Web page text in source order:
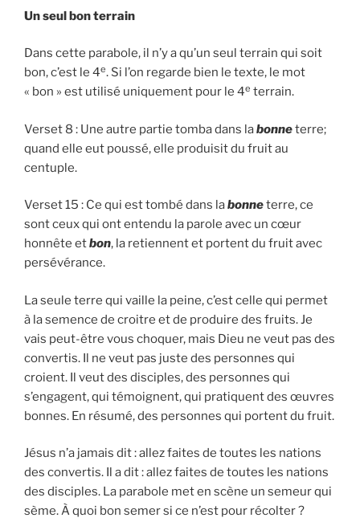
Un seul bon terrain
Dans cette parabole, il n’y a qu’un seul terrain qui soit
bon, c’est le 4e. Si l’on regarde bien le texte, le mot
« bon » est utilisé uniquement pour le 4e terrain.
Verset 8 : Une autre partie tomba dans labonneterre;
quand elle eut poussé, elle produisit du fruit au
centuple.
Verset 15 : Ce qui est tombé dans labonneterre, ce
sont ceux qui ont entendu la parole avec un cœur
honnête etbon, la retiennent et portent du fruit avec
persévérance.
La seule terre qui vaille la peine, c’est celle qui permet
à la semence de croitre et de produire des fruits. Je
vais peut-être vous choquer, mais Dieu ne veut pas des
convertis. Il ne veut pas juste des personnes qui
croient. Il veut des disciples, des personnes qui
s’engagent, qui témoignent, qui pratiquent des œuvres
bonnes. En résumé, des personnes qui portent du fruit.
Jésus n’a jamais dit : allez faites de toutes les nations
des convertis. Il a dit : allez faites de toutes les nations
des disciples. La parabole met en scène un semeur qui
sème. À quoi bon semer si ce n’est pour récolter ?